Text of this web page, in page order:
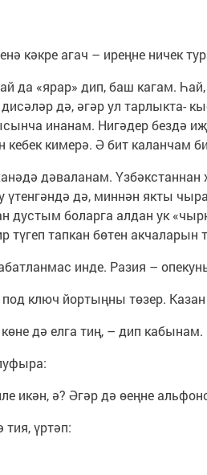
кәкре агач – иреңне ничек
да «ярар» дип, баш кагам.
дә, әгәр ул тарлыкта-
инанам. Нигәдер бездә
кебек кимерә. Ә бит
дәваланам.
дә, миннән якты
дустым боларга алдан ук
түгеп тапкан бөтен
инде. Разия –
ключ йортыңны төзер.
дә елга тиң, – дип
икән, ә? Әгәр дә өеңне
үртәп: